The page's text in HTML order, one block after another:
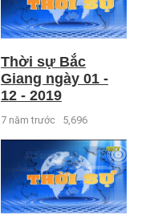
Thời sự Bắc
Giang ngày 01 -
12 - 2019
7 năm trước 5,696